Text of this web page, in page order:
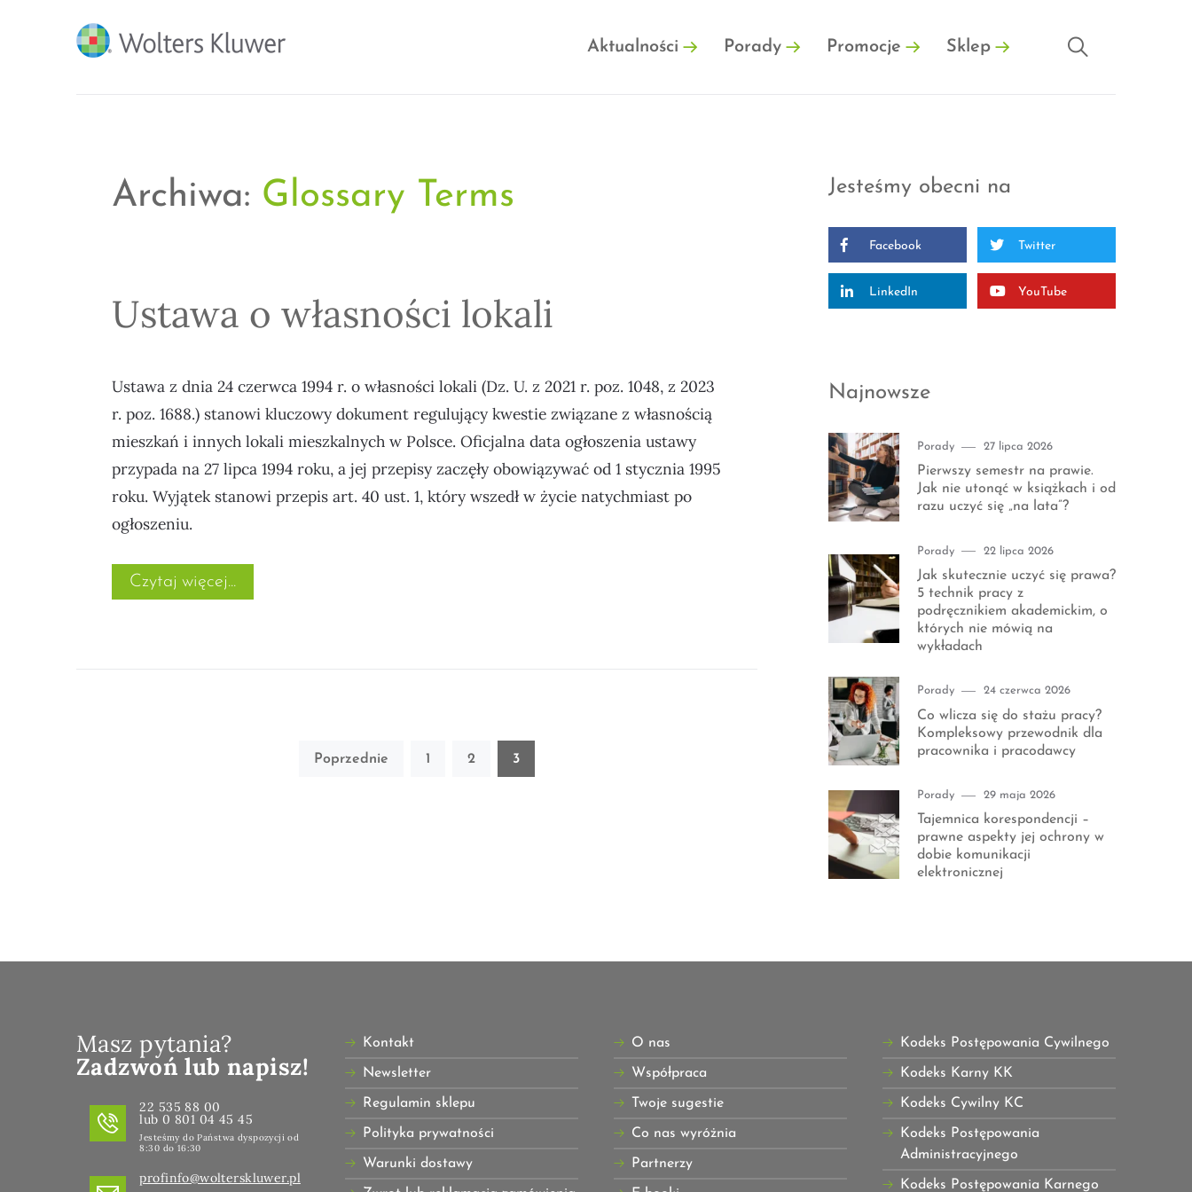
BLOG KSIĘGARNI PROFINFO.PL Aktualności Porady Promocje Sklep
Archiwa: Glossary Terms
Ustawa o własności lokali
Ustawa z dnia 24 czerwca 1994 r. o własności lokali (Dz. U. z 2021 r. poz. 1048, z 2023
r. poz. 1688.) stanowi kluczowy dokument regulujący kwestie związane z własnością
mieszkań i innych lokali mieszkalnych w Polsce. Oficjalna data ogłoszenia ustawy
przypada na 27 lipca 1994 roku, a jej przepisy zaczęły obowiązywać od 1 stycznia 1995
roku. Wyjątek stanowi przepis art. 40 ust. 1, który wszedł w życie natychmiast po
ogłoszeniu.
Czytaj więcej„Ustawa o własności lokali”
Poprzednie Page
1 Page
2 Page
3
Jesteśmy obecni na
Facebook Twitter
LinkedIn YouTube
Najnowsze
Category
Porady
Posted
27 lipca 2026
Pierwszy semestr na prawie.
Jak nie utonąć w książkach i od
razu uczyć się „na lata”?
Category
Porady
Posted
22 lipca 2026
Jak skutecznie uczyć się prawa?
5 technik pracy z
podręcznikiem akademickim, o
których nie mówią na
wykładach
Category
Porady
Posted
24 czerwca 2026
Co wlicza się do stażu pracy?
Kompleksowy przewodnik dla
pracownika i pracodawcy
Category
Porady
Posted
on
29 maja 2026
Tajemnica korespondencji –
prawne aspekty jej ochrony w
dobie komunikacji
elektronicznej
Masz pytania?
Zadzwoń lub napisz!
22 535 88 00
lub 0 801 04 45 45
Jesteśmy do Państwa dyspozycji od
8:30 do 16:30
profinfo@wolterskluwer.pl
Kontakt
Newsletter
Regulamin sklepu
Polityka prywatności
Warunki dostawy
O nas
Współpraca
Twoje sugestie
Co nas wyróżnia
Partnerzy
Kodeks Postępowania Cywilnego
Kodeks Karny KK
Kodeks Cywilny KC
Kodeks Postępowania
Administracyjnego
Kodeks Postępowania Karnego